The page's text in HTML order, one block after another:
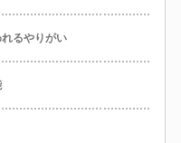
るやりがい